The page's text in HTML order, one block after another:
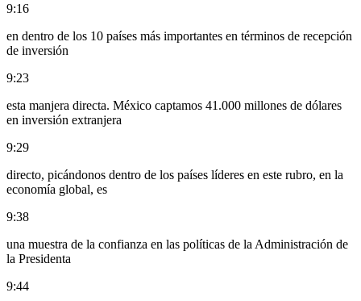
9:16
en dentro de los 10 países más importantes en términos de recepción
de inversión
9:23
esta manjera directa. México captamos 41.000 millones de dólares
en inversión extranjera
9:29
directo, picándonos dentro de los países líderes en este rubro, en la
economía global, es
9:38
una muestra de la confianza en las políticas de la Administración de
la Presidenta
9:44